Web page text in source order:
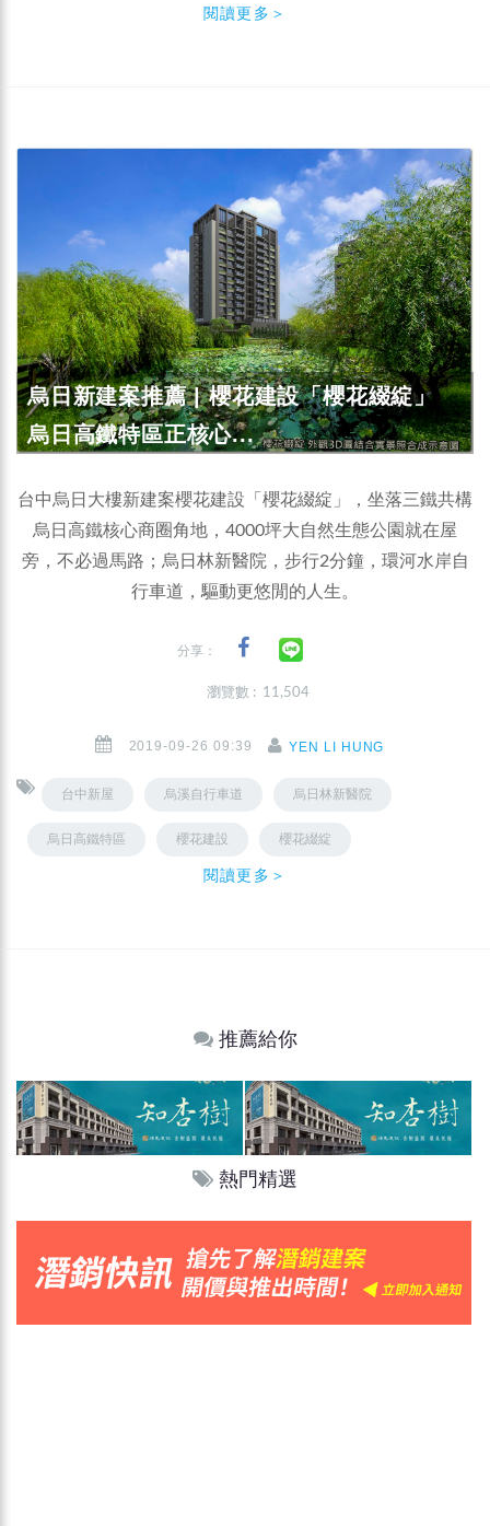
閱讀更多＞
烏日新建案推薦 | 櫻花建設「櫻花綴綻」
烏日高鐵特區正核心...
台中烏日大樓新建案櫻花建設「櫻花綴綻」，坐落三鐵共構
烏日高鐵核心商圈角地，4000坪大自然生態公園就在屋
旁，不必過馬路；烏日林新醫院，步行2分鐘，環河水岸自
行車道，驅動更悠閒的人生。
分享：
瀏覽數 : 11,504
2019-09-26 09:39 YEN LI HUNG
台中新屋 烏溪自行車道 烏日林新醫院
烏日高鐵特區 櫻花建設 櫻花綴綻
閱讀更多＞
推薦給你
熱門精選